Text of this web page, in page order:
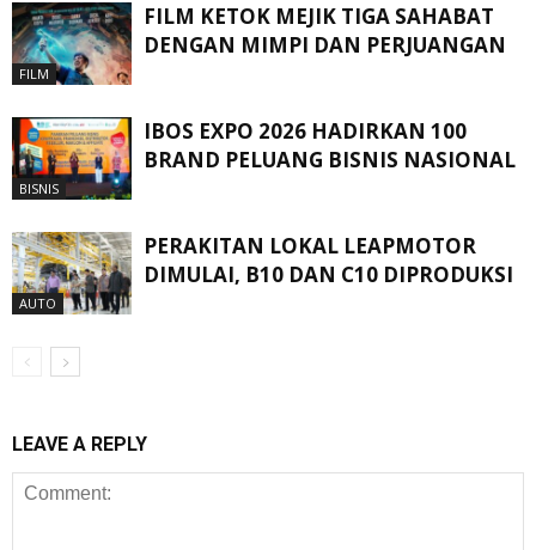
FILM
FILM KETOK MEJIK TIGA SAHABAT
DENGAN MIMPI DAN PERJUANGAN
BISNIS
IBOS EXPO 2026 HADIRKAN 100
BRAND PELUANG BISNIS NASIONAL
AUTO
PERAKITAN LOKAL LEAPMOTOR
DIMULAI, B10 DAN C10 DIPRODUKSI
LEAVE A REPLY